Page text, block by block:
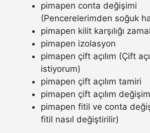
pimapen conta değişimi
(Pencerelerimden soğuk
pimapen kilit karşılığı
pimapen izolasyon
pimapen çift açılım (Çift
istiyorum)
pimapen çift açılım tamiri
pimapen çift açılım
pimapen fitil ve conta
fitil nasıl değiştirilir)